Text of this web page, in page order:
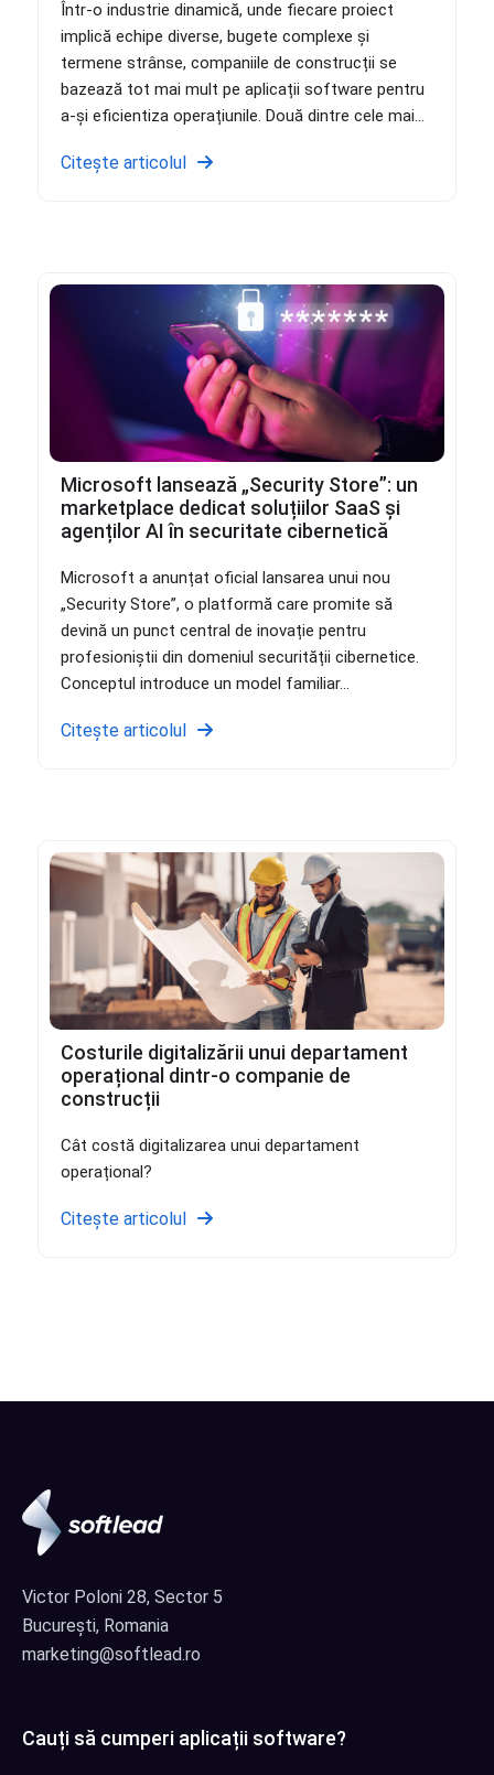
Într-o industrie dinamică, unde fiecare proiect
implică echipe diverse, bugete complexe și
termene strânse, companiile de construcții se
bazează tot mai mult pe aplicații software pentru
a-și eficientiza operațiunile. Două dintre cele mai...
Citește articolul
Microsoft lansează „Security Store”: un
marketplace dedicat soluțiilor SaaS și
agenților AI în securitate cibernetică
Microsoft a anunțat oficial lansarea unui nou
„Security Store”, o platformă care promite să
devină un punct central de inovație pentru
profesioniștii din domeniul securității cibernetice.
Conceptul introduce un model familiar...
Citește articolul
Costurile digitalizării unui departament
operațional dintr-o companie de
construcții
Cât costă digitalizarea unui departament
operațional?
Citește articolul
Victor Poloni 28, Sector 5
București, Romania
marketing@softlead.ro
Cauți să cumperi aplicații software?